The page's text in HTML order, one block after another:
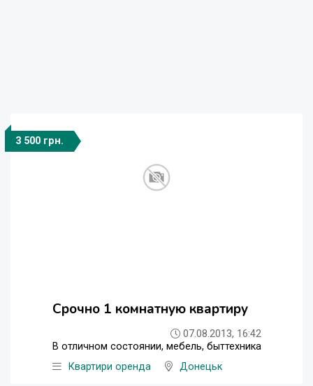
3 500 грн.
Срочно 1 комнатную квартиру
07.08.2013, 16:42
В отличном состоянии, мебель, быттехника
Квартири оренда
Донецьк